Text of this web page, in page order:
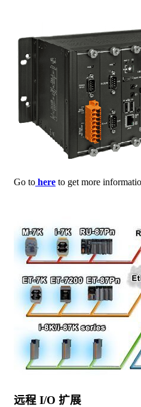
Go to here to get more
远程 I/O 扩展